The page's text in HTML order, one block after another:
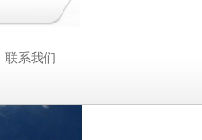
联系我们